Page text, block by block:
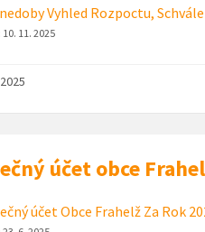
Vyhled Rozpoctu,
10. 11. 2025
účet obce
účet Obce Frahelž Za Rok